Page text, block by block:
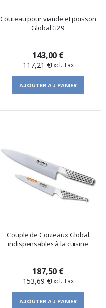
Couteau pour viande et poisson
Global G29
143,00 €
117,21 €
AJOUTER AU PANIER
Couple de Couteaux Global
indispensables à la cuisine
187,50 €
153,69 €
AJOUTER AU PANIER